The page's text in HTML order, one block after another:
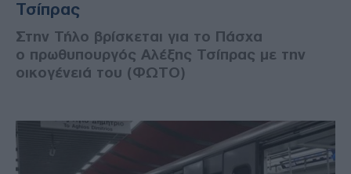
Τσίπρας
Στην Τήλο βρίσκεται για το Πάσχα
ο πρωθυπουργός Αλέξης Τσίπρας με την
οικογένειά του (ΦΩΤΟ)